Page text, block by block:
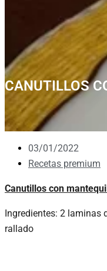
CANUTILLOS
03/01/2022
Recetas premium
Canutillos con
Ingredientes: 2 laminas
rallado